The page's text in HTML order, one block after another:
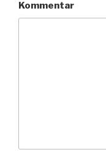
Kommentar